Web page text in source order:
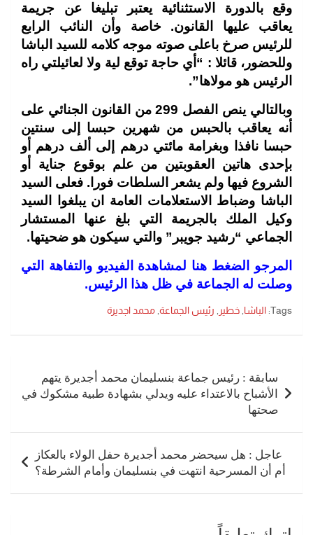
وقع بالدورة الاستثنائية يعتبر تبليغا عن جريمة
يعاقب عليها القانون. خاصة وأن النائب الرابع
للرئيس صرخ باعلى صوته موجه كلامه للسيد الباشا
وللحضور، قائلا : “أي حاجة توقع لية ولا لعائيلتي راه
الرئيس هو مولاها”.
وبالتالي ينص الفصل 299 من القانون الجنائي على
أنه يعاقب بالحبس من شهرين حبسا إلى سنتين
حبسا نافذا وبغرامة مائتي درهم إلى ألف درهم أو
بإحدى هاتين العقوبتين من علم بوقوع جناية أو
الشروع فيها ولم يشعر السلطات فورا. فعلى السيد
الباشا وضباط الاستعلامات العامة ان يبلغوا السيد
وكيل الملك بالجريمة التي بلغ عنها المستشار
الجماعي “رشيد جويبر” والتي سيكون هو ضحيتها.
المرجو الضغط هنا لمشاهدة الفيديو والتفاهة التي
وصلت له الجماعة في ظل هذا الرئيس.
Tags: الباشا, خطير , رئيس الجماعة, محمد اجديرة
المقالاتسابقة : رئيس جماعة بنسليمان محمد أجديرة يتهم
الأشباح بالاعتداء عليه ويدلي بشهادة طبية مشكوك في
صحتها
عاجل : هل سيحضر محمد أجديرة حفل الولاء بالعكاز
أم أن المسرحية انتهت في بنسليمان وأمام الشرطة؟